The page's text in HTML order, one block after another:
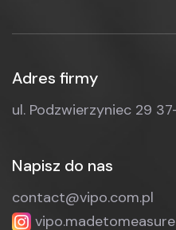
Adres firmy
ul. Podzwierzyniec 29
Napisz do nas
contact@vipo.com.pl
vipo.madetomeasure